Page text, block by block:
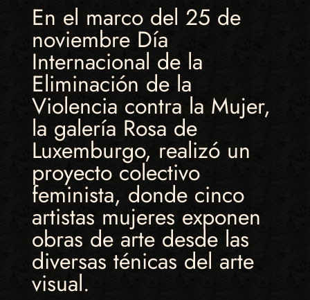
En el marco del 25 de
noviembre Día
Internacional de la
Eliminación de la
Violencia contra la Mujer,
la galería Rosa de
Luxemburgo, realizó un
proyecto colectivo
feminista, donde cinco
artistas mujeres exponen
obras de arte desde las
diversas ténicas del arte
visual.